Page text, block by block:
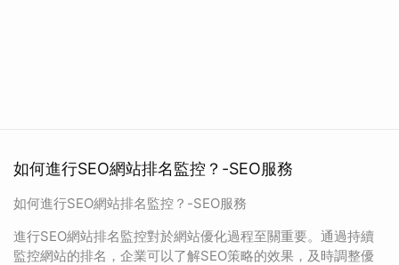
如何進行SEO網站排名監控？-SEO服務
如何進行SEO網站排名監控？-SEO服務
進行SEO網站排名監控對於網站優化過程至關重要。通過持續
監控網站的排名，企業可以了解SEO策略的效果，及時調整優